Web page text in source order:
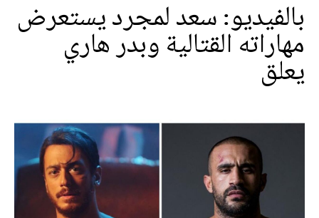
بالفيديو: سعد لمجرد يستعرض
مهاراته القتالية وبدر هاري
يعلق